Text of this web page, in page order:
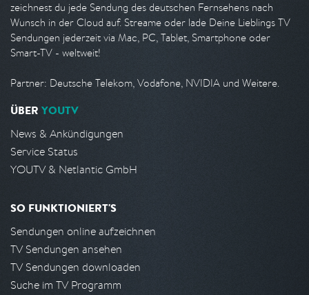
zeichnest du jede Sendung des deutschen Fernsehens nach
Wunsch in der Cloud auf. Streame oder lade Deine Lieblings TV
Sendungen jederzeit via Mac, PC, Tablet, Smartphone oder
Smart-TV - weltweit!
Partner: Deutsche Telekom, Vodafone, NVIDIA und Weitere.
ÜBER YOUTV
News & Ankündigungen
Service Status
YOUTV & Netlantic GmbH
SO FUNKTIONIERT'S
Sendungen online aufzeichnen
TV Sendungen ansehen
TV Sendungen downloaden
Suche im TV Programm